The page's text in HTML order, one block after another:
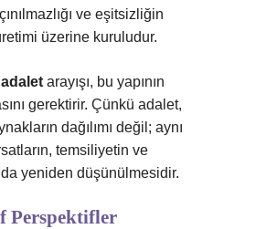
ve eşitsizliğin
üzerine kuruludur.
arayışı, bu yapının
gerektirir. Çünkü adalet,
dağılımı değil; aynı
temsiliyetin ve
da yeniden düşünülmesidir.
Perspektifler